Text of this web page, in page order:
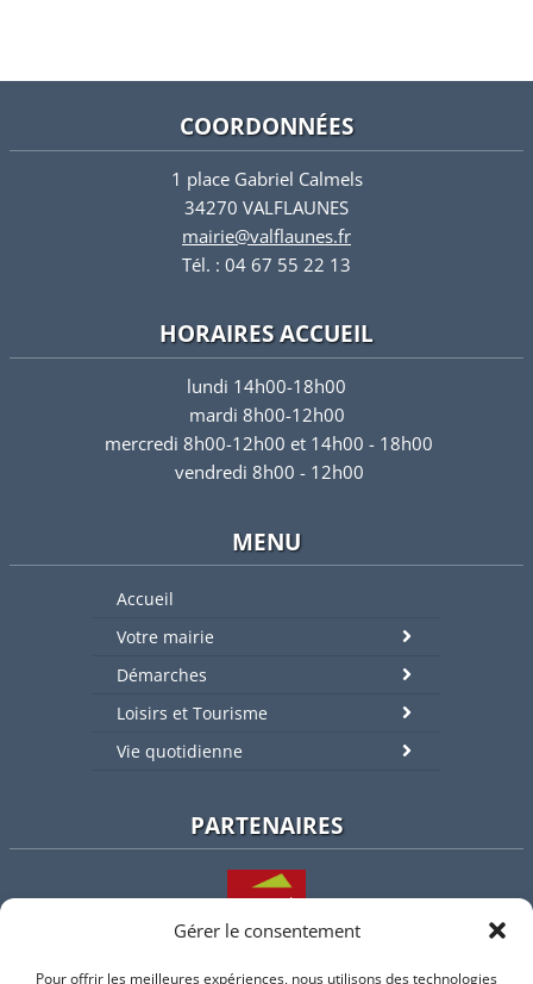
Gérer le consentement
Pour offrir les meilleures expériences, nous utilisons des technologies
COORDONNÉES
1 place Gabriel Calmels
34270 VALFLAUNES
mairie@valflaunes.fr
Tél. : 04 67 55 22 13
HORAIRES ACCUEIL
lundi 14h00-18h00
mardi 8h00-12h00
mercredi 8h00-12h00 et 14h00 - 18h00
vendredi 8h00 - 12h00
MENU
Accueil
Votre mairie
Démarches
Loisirs et Tourisme
Vie quotidienne
PARTENAIRES